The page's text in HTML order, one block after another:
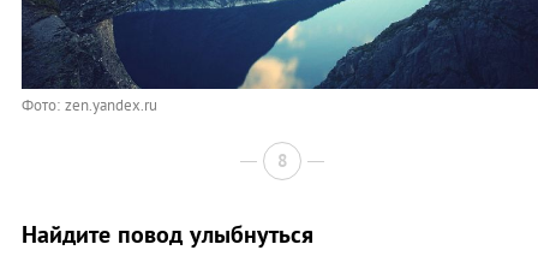
Фото: zen.yandex.ru
8
Найдите повод улыбнуться